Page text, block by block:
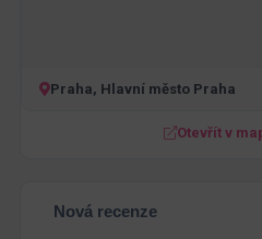
Praha, Hlavní město Praha
Otevřít v
Nová recenze